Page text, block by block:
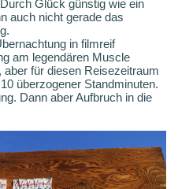
Glück günstig wie ein
auch nicht gerade das
in filmreif
am legendären Muscle
für diesen Reisezeitraum
überzogener Standminuten.
Dann aber Aufbruch in die